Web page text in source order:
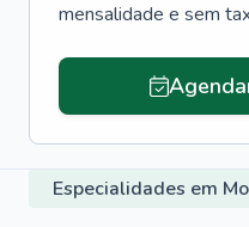
mensalidade e sem
Especialidades em